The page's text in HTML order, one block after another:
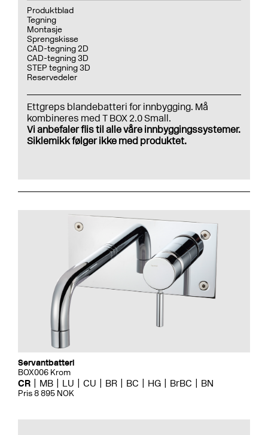
Produktblad
Tegning
Montasje
Sprengskisse
CAD-tegning 2D
CAD-tegning 3D
STEP tegning 3D
Reservedeler
Ettgreps blandebatteri for innbygging. Må
kombineres med T BOX 2.0 Small.
Vi anbefaler flis til alle våre innbyggingssystemer.
Siklemikk følger ikke med produktet.
Servantbatteri
BOX006 Krom
CR MB LU CU BR BC HG BrBC BN
Pris 8 895 NOK